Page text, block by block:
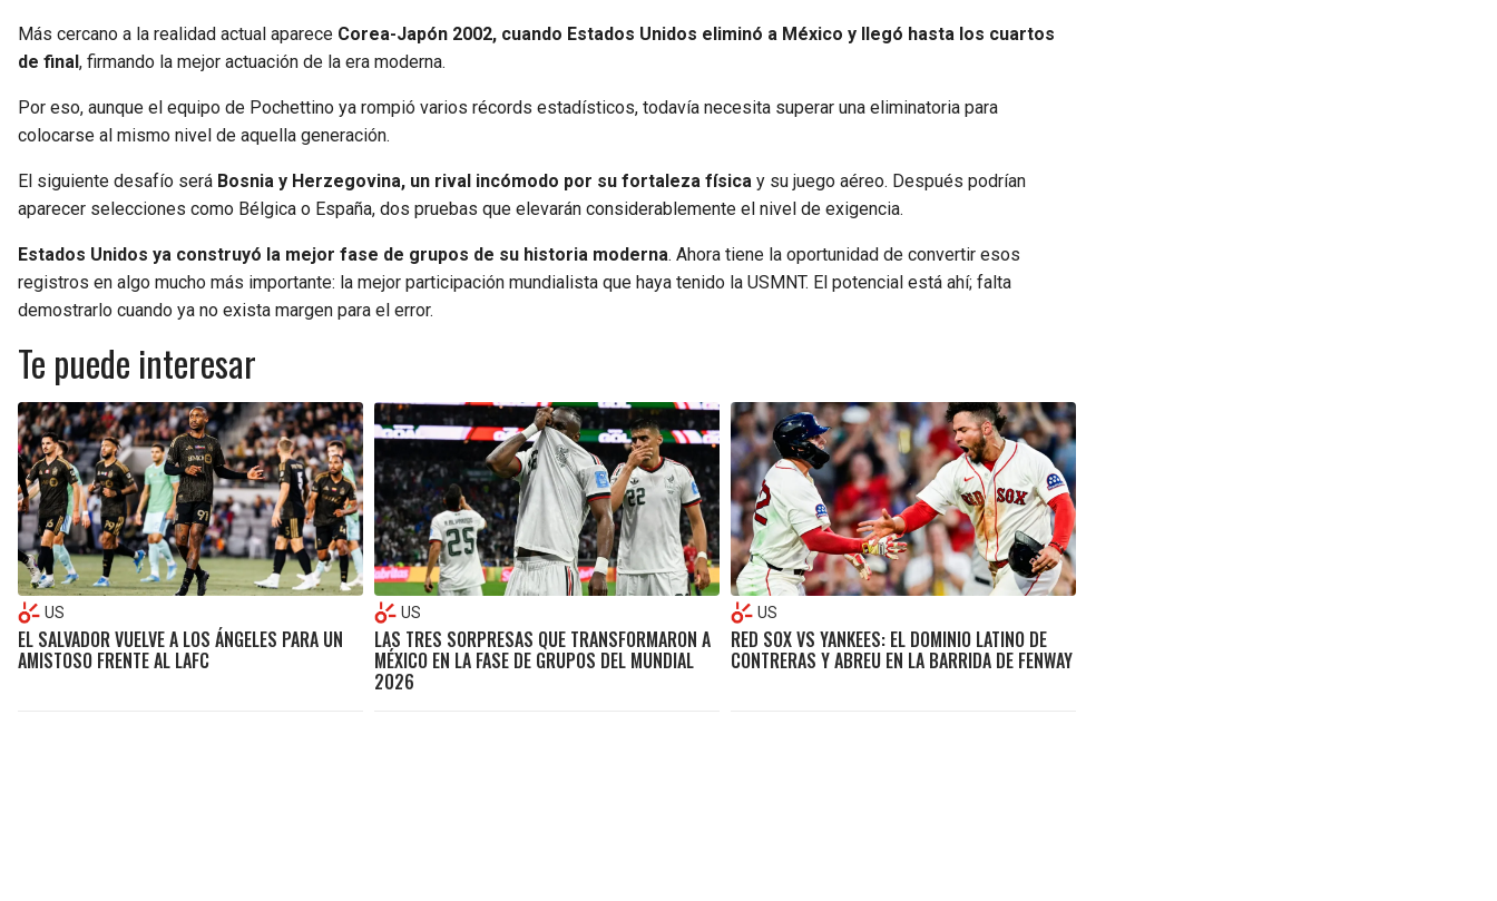
Más cercano a la realidad actual aparece Corea-Japón 2002, cuando Estados Unidos eliminó a México y llegó hasta los cuartos
de final, firmando la mejor actuación de la era moderna.
Por eso, aunque el equipo de Pochettino ya rompió varios récords estadísticos, todavía necesita superar una eliminatoria para
colocarse al mismo nivel de aquella generación.
El siguiente desafío será Bosnia y Herzegovina, un rival incómodo por su fortaleza física y su juego aéreo. Después podrían
aparecer selecciones como Bélgica o España, dos pruebas que elevarán considerablemente el nivel de exigencia.
Estados Unidos ya construyó la mejor fase de grupos de su historia moderna. Ahora tiene la oportunidad de convertir esos
registros en algo mucho más importante: la mejor participación mundialista que haya tenido la USMNT. El potencial está ahí; falta
demostrarlo cuando ya no exista margen para el error.
Te puede interesar
US
EL SALVADOR VUELVE A LOS ÁNGELES PARA UN
AMISTOSO FRENTE AL LAFC
US
LAS TRES SORPRESAS QUE TRANSFORMARON A
MÉXICO EN LA FASE DE GRUPOS DEL MUNDIAL
2026
US
RED SOX VS YANKEES: EL DOMINIO LATINO DE
CONTRERAS Y ABREU EN LA BARRIDA DE FENWAY